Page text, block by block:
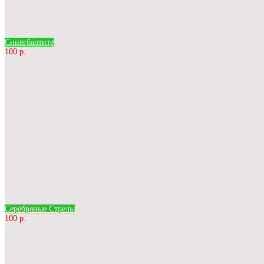
Сниегбалтите
100 р.
Серебряные Стрелы
100 р.